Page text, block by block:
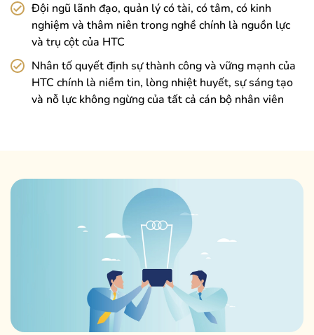
Đội ngũ lãnh đạo, quản lý có tài, có tâm, có kinh
nghiệm và thâm niên trong nghề chính là nguồn lực
và trụ cột của HTC
Nhân tố quyết định sự thành công và vững mạnh của
HTC chính là niềm tin, lòng nhiệt huyết, sự sáng tạo
và nỗ lực không ngừng của tất cả cán bộ nhân viên